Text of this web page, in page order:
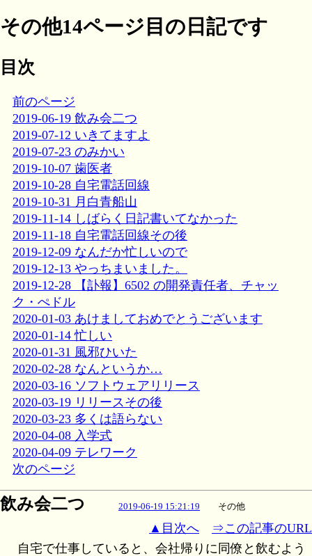
その他14ページ目の日記です
目次
前のページ
2019-06-19 飲み会二つ
2019-07-12 いきてますよ
2019-07-23 のみかい
2019-10-07 歯医者
2019-10-28 自宅電話回線
2019-10-31 月白青船山
2019-11-14 しばらく日記書いてなかった
2019-11-18 自宅電話回線その後
2019-12-09 なんだか忙しいので
2019-12-13 やっちまいました。
2019-12-28 【訃報】6502 の開発責任者、チャッ
ク・ぺドル
2020-01-03 あけましておめでとうございます
2020-01-14 忙しい
2020-01-31 風邪ひいた
2020-02-28 なんというか…
2020-03-16 ソフトウェアリリース
2020-03-19 リリースその後
2020-03-23 多くは語らない
2020-04-08 入学式
2020-04-09 テレワーク
次のページ
飲み会二つ 2019-06-19 15:21:19 その他
▲目次へ
⇒この記事のURL
自宅で仕事していると、会社帰りに同僚と飲むよう